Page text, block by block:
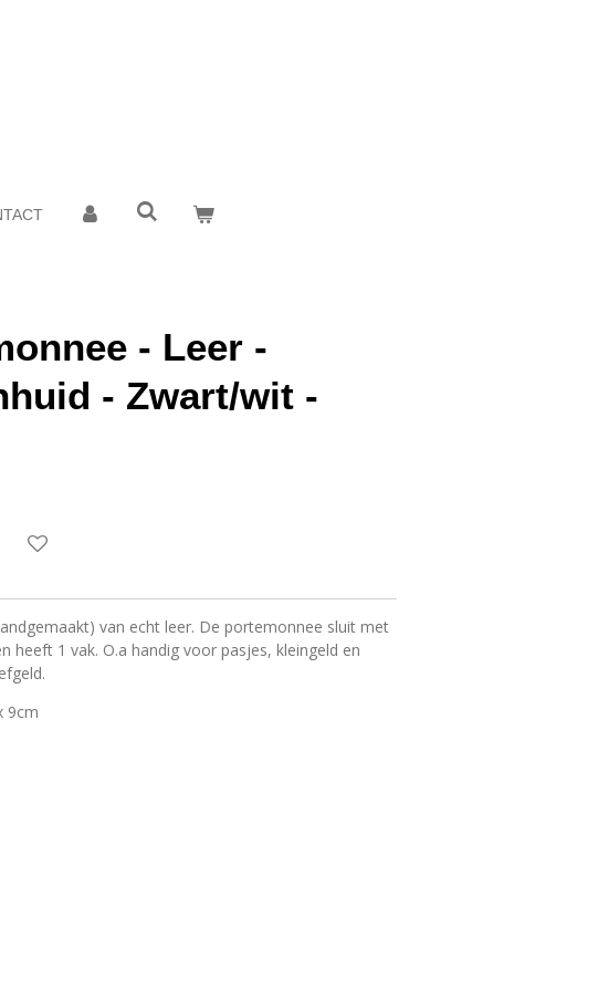
- Leer -
- Zwart/wit -
van echt leer. De portemonnee sluit met
heeft 1 vak. O.a handig voor pasjes, kleingeld en
9cm